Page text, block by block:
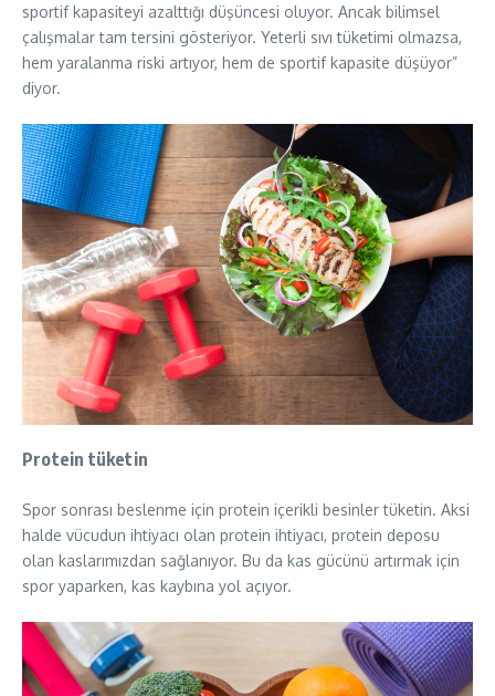
sportif kapasiteyi azalttığı düşüncesi oluyor. Ancak bilimsel
çalışmalar tam tersini gösteriyor. Yeterli sıvı tüketimi olmazsa,
hem yaralanma riski artıyor, hem de sportif kapasite düşüyor”
diyor.
Protein tüketin
Spor sonrası beslenme için protein içerikli besinler tüketin. Aksi
halde vücudun ihtiyacı olan protein ihtiyacı, protein deposu
olan kaslarımızdan sağlanıyor. Bu da kas gücünü artırmak için
spor yaparken, kas kaybına yol açıyor.